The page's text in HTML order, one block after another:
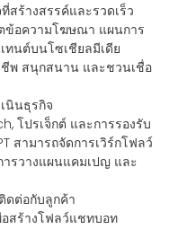
สร้างสรรค์และรวดเร็ว
ข้อความโฆษณา แผนการ
ทนต์บนโซเชียลมีเดีย
ชีพ สนุกสนาน และชวนเชื่อ
นินธุรกิจ
โปรเจ็กต์ และการรองรับ
สามารถจัดการเวิร์กโฟลว์
รวางแผนแคมเปญ และ
ดต่อกับลูกค้า
สร้างโฟลว์แชทบอท